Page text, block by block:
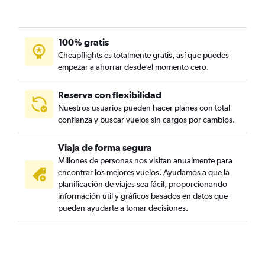
100% gratis
Cheapflights es totalmente gratis, así que puedes
empezar a ahorrar desde el momento cero.
Reserva con flexibilidad
Nuestros usuarios pueden hacer planes con total
confianza y buscar vuelos sin cargos por cambios.
Viaja de forma segura
Millones de personas nos visitan anualmente para
encontrar los mejores vuelos. Ayudamos a que la
planificación de viajes sea fácil, proporcionando
información útil y gráficos basados en datos que
pueden ayudarte a tomar decisiones.